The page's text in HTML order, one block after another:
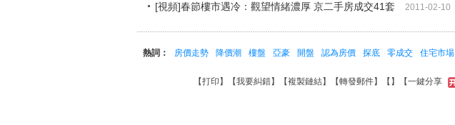
[視頻]春節樓市遇冷：觀望情緒濃厚 京二手房成交41套 2011-02-10
熱詞： 房價走勢 降價潮 樓盤 亞豪 開盤 認為房價 探底 零成交 住宅市場
【打印 】【我要糾錯】【複製鏈結】【轉發郵件】【 】 【一鍵分享